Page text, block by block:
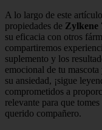
A lo largo de este
propiedades de Zylkene
su eficacia con otros
compartiremos
suplemento y los
emocional de tu
su ansiedad, ¡sigue
comprometidos a
relevante para que
querido compañero.